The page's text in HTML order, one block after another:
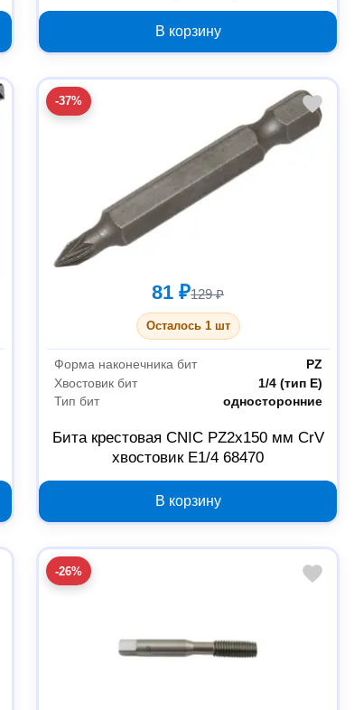
В корзину
-37%
81 ₽129 ₽
Осталось 1 шт
Форма наконечника бит
PZ
Хвостовик бит
1/4 (тип Е)
Тип бит
односторонние
Бита крестовая CNIC PZ2x150 мм CrV
хвостовик E1/4 68470
В корзину
-26%